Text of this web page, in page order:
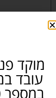
באיזה תחום
אני מאשר/ת
מוקד
עובד